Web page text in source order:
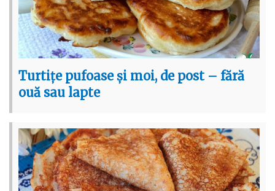
Turtițe pufoase și moi, de post – fără
ouă sau lapte